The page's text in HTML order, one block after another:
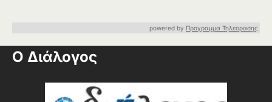
powered by Προγραμμα Τηλεορασης
Ο Διάλογος